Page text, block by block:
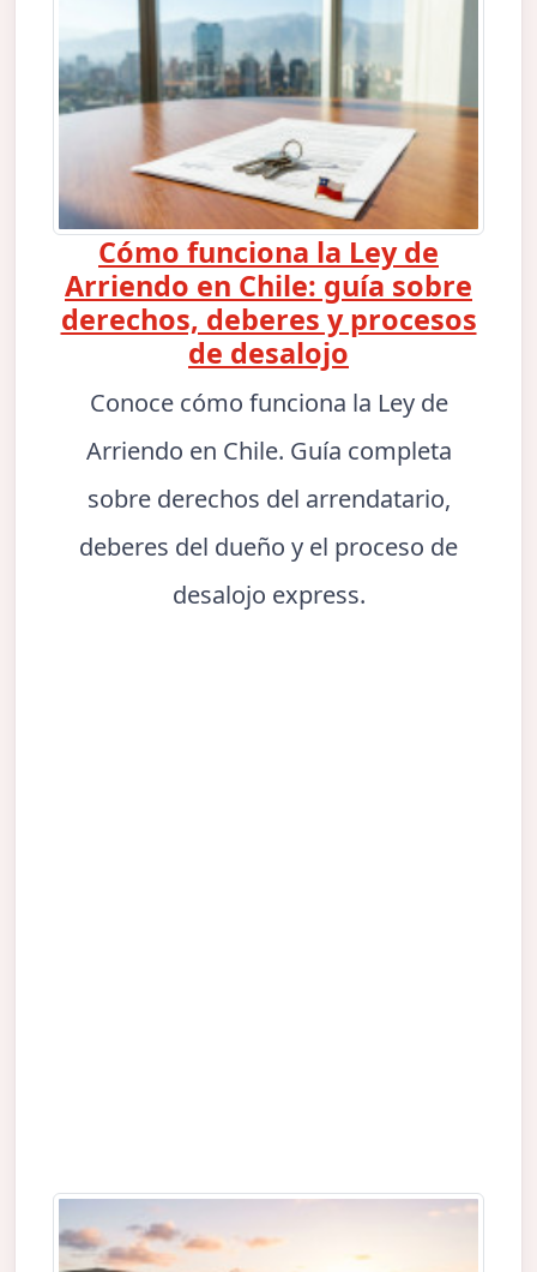
Cómo funciona la Ley de
Arriendo en Chile: guía sobre
derechos, deberes y procesos
de desalojo
Conoce cómo funciona la Ley de
Arriendo en Chile. Guía completa
sobre derechos del arrendatario,
deberes del dueño y el proceso de
desalojo express.